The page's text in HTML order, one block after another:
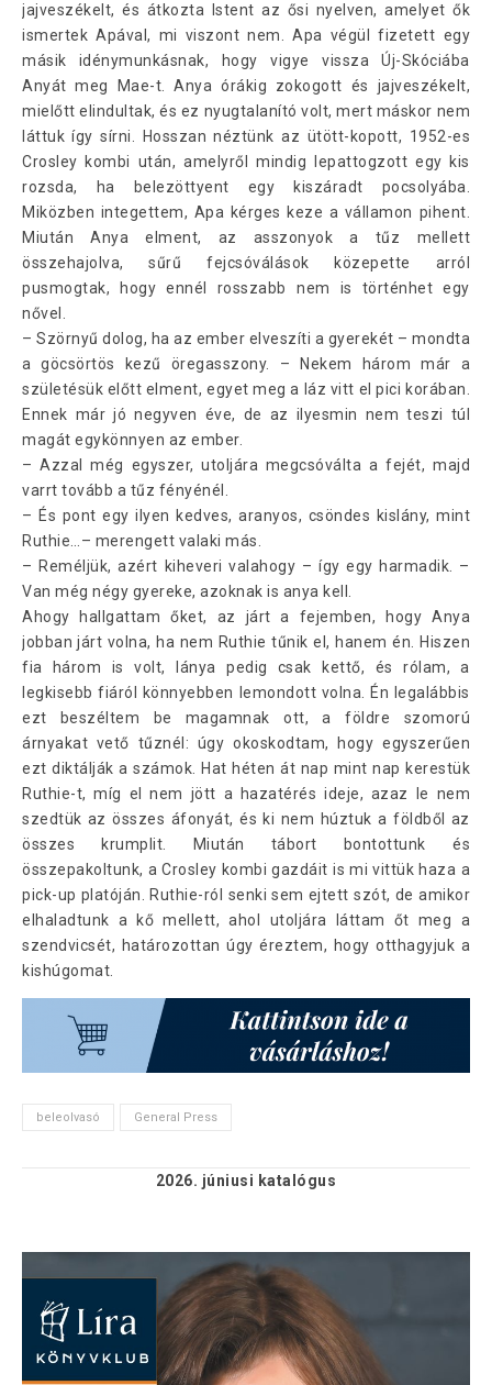
jajveszékelt, és átkozta Istent az ősi nyelven, amelyet ők
ismertek Apával, mi viszont nem. Apa végül fizetett egy
másik idénymunkásnak, hogy vigye vissza Új-Skóciába
Anyát meg Mae-t. Anya órákig zokogott és jajveszékelt,
mielőtt elindultak, és ez nyugtalanító volt, mert máskor nem
láttuk így sírni. Hosszan néztünk az ütött-kopott, 1952-es
Crosley kombi után, amelyről mindig lepattogzott egy kis
rozsda, ha belezöttyent egy kiszáradt pocsolyába.
Miközben integettem, Apa kérges keze a vállamon pihent.
Miután Anya elment, az asszonyok a tűz mellett
összehajolva, sűrű fejcsóválások közepette arról
pusmogtak, hogy ennél rosszabb nem is történhet egy
nővel.
– Szörnyű dolog, ha az ember elveszíti a gyerekét – mondta
a göcsörtös kezű öregasszony. – Nekem három már a
születésük előtt elment, egyet meg a láz vitt el pici korában.
Ennek már jó negyven éve, de az ilyesmin nem teszi túl
magát egykönnyen az ember.
– Azzal még egyszer, utoljára megcsóválta a fejét, majd
varrt tovább a tűz fényénél.
– És pont egy ilyen kedves, aranyos, csöndes kislány, mint
Ruthie…– merengett valaki más.
– Reméljük, azért kiheveri valahogy – így egy harmadik. –
Van még négy gyereke, azoknak is anya kell.
Ahogy hallgattam őket, az járt a fejemben, hogy Anya
jobban járt volna, ha nem Ruthie tűnik el, hanem én. Hiszen
fia három is volt, lánya pedig csak kettő, és rólam, a
legkisebb fiáról könnyebben lemondott volna. Én legalábbis
ezt beszéltem be magamnak ott, a földre szomorú
árnyakat vető tűznél: úgy okoskodtam, hogy egyszerűen
ezt diktálják a számok. Hat héten át nap mint nap kerestük
Ruthie-t, míg el nem jött a hazatérés ideje, azaz le nem
szedtük az összes áfonyát, és ki nem húztuk a földből az
összes krumplit. Miután tábort bontottunk és
összepakoltunk, a Crosley kombi gazdáit is mi vittük haza a
pick-up platóján. Ruthie-ról senki sem ejtett szót, de amikor
elhaladtunk a kő mellett, ahol utoljára láttam őt meg a
szendvicsét, határozottan úgy éreztem, hogy otthagyjuk a
kishúgomat.
beleolvasó General Press
2026. júniusi katalógus